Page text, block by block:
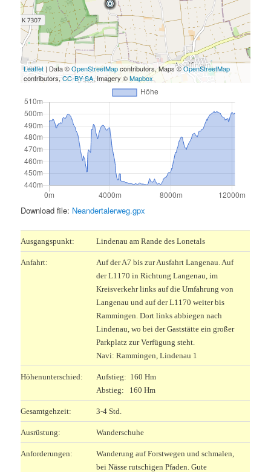
Leaflet| Data ©OpenStreetMapcontributors, Maps ©OpenStreetMap
contributors,CC-BY-SA, Imagery ©Mapbox
Download file: Neandertalerweg.gpx
Ausgangspunkt: Lindenau am Rande des Lonetals
Anfahrt:
Auf der A7 bis zur Ausfahrt Langenau. Auf
der L1170 in Richtung Langenau, im
Kreisverkehr links auf die Umfahrung von
Langenau und auf der L1170 weiter bis
Rammingen. Dort links abbiegen nach
Lindenau, wo bei der Gaststätte ein großer
Parkplatz zur Verfügung steht.
Navi: Rammingen, Lindenau 1
Höhenunterschied:
Aufstieg: 160 Hm
Abstieg: 160 Hm
Gesamtgehzeit: 3-4 Std.
Ausrüstung: Wanderschuhe
Anforderungen:
Wanderung auf Forstwegen und schmalen,
bei Nässe rutschigen Pfaden. Gute